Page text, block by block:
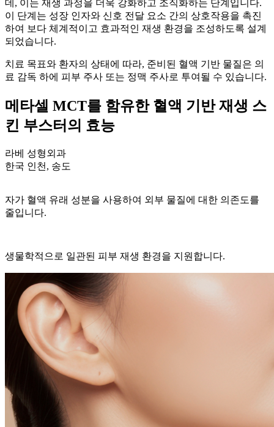
데, 이는 재생 과정을 더욱 강화하고 조직화하는 단계입니다.
이 단계는 성장 인자와 신호 전달 요소 간의 상호작용을 촉진
하여 보다 체계적이고 효과적인 재생 환경을 조성하도록 설계
되었습니다.
치료 목표와 환자의 상태에 따라, 준비된 혈액 기반 물질은 의
료 감독 하에 피부 주사 또는 정맥 주사로 투여될 수 있습니다.
메타셀 MCT를 함유한 혈액 기반 재생 스
킨 부스터의 효능
라베 성형외과
한국 인천, 송도
자가 혈액 유래 성분을 사용하여 외부 물질에 대한 의존도를
줄입니다.
생물학적으로 일관된 피부 재생 환경을 지원합니다.